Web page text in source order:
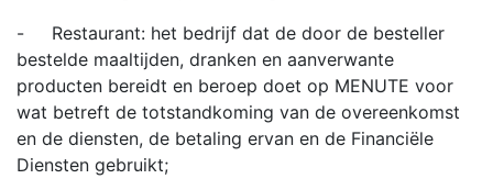
- Restaurant: het bedrijf dat de door de besteller
bestelde maaltijden, dranken en aanverwante
producten bereidt en beroep doet op MENUTE voor
wat betreft de totstandkoming van de overeenkomst
en de diensten, de betaling ervan en de Financiële
Diensten gebruikt;